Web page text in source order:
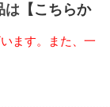
は 【こちらか
ます。また、一